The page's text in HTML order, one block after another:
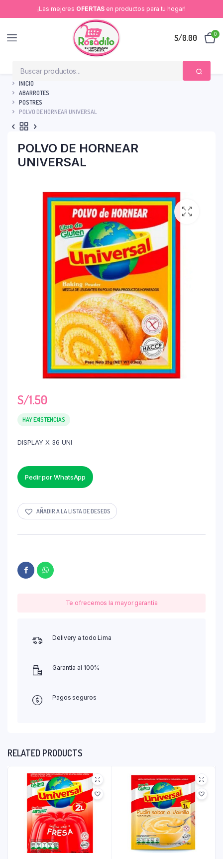
¡Las mejores OFERTAS en productos para tu hogar!
S/0.00 0
INICIO
ABARROTES
POSTRES
POLVO DE HORNEAR UNIVERSAL
POLVO DE HORNEAR
UNIVERSAL
S/1.50
HAY EXISTENCIAS
DISPLAY X 36 UNI
Pedir por WhatsApp
AÑADIR A LA LISTA DE DESEOS
Te ofrecemos la mayor garantía
Delivery a todo Lima
Garantía al 100%
Pagos seguros
RELATED PRODUCTS